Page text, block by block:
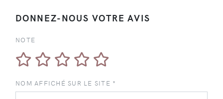
DONNEZ-NOUS VOTRE AVIS
NOTE
NOM AFFICHÉ SUR LE SITE *